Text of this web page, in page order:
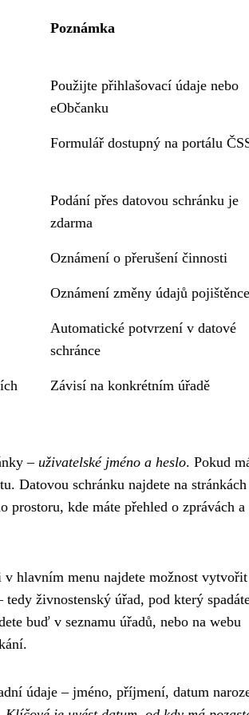
Poznámka
Použijte přihlašovací údaje nebo
eObčanku
Formulář dostupný na portálu
Podání přes datovou schránku je
zdarma
Oznámení o přerušení činnosti
Oznámení změny údajů
Automatické potvrzení v datové
schránce
Závisí na konkrétním úřadě
– uživatelské jméno a heslo. Pokud
Datovou schránku najdete na stránkách
prostoru, kde máte přehled o zprávách a
v hlavním menu najdete možnost vytvořit
živnostenský úřad, pod který
buď v seznamu úřadů, nebo na webu
údaje – jméno, příjmení, datum